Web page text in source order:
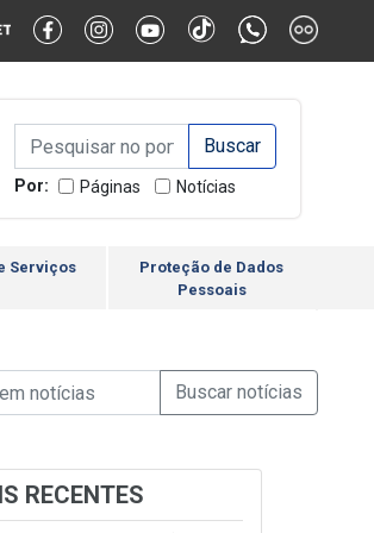
Contraste Alternar Tamanho da Fonte
Campo de Busca de
Campo de Busca de informaçõesEnviar a Busca
Por: Páginas Notícias
Serviços
Proteção de Dados
Pessoais
de Busca de Notícias
Busca de informaçõesEnviar a Busca de
RECENTES